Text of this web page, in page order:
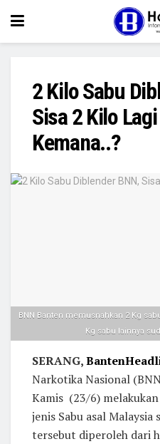
2 Kilo Sabu
Sisa 2 Kilo
Kemana..?
BNN Banten memusnahkan 2 Kg
Kg sabu lainnya
SERANG,
Narkotika Nasional
Kamis (23/6)
jenis Sabu asal Malaysia
tersebut diperoleh dari